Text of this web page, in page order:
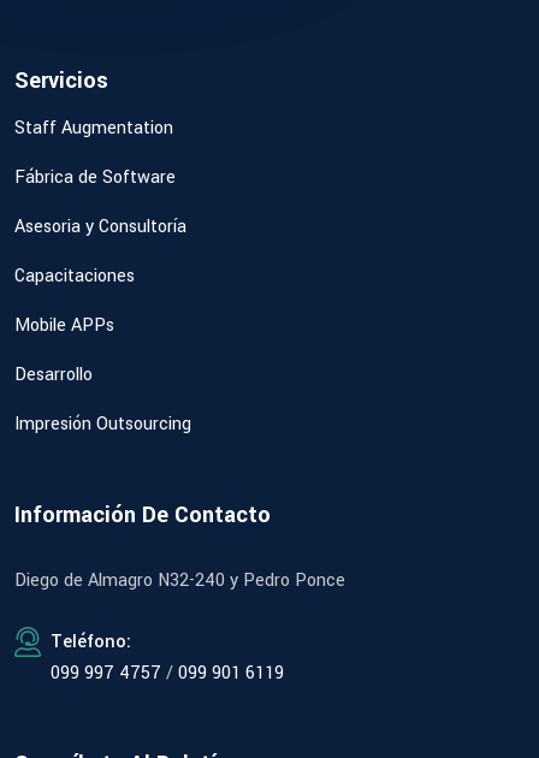
Servicios
Staff Augmentation
Fábrica de Software
Asesoria y Consultoría
Capacitaciones
Mobile APPs
Desarrollo
Impresión Outsourcing
Información De Contacto
Diego de Almagro N32-240 y Pedro Ponce
Teléfono:
099 997 4757 /099 901 6119